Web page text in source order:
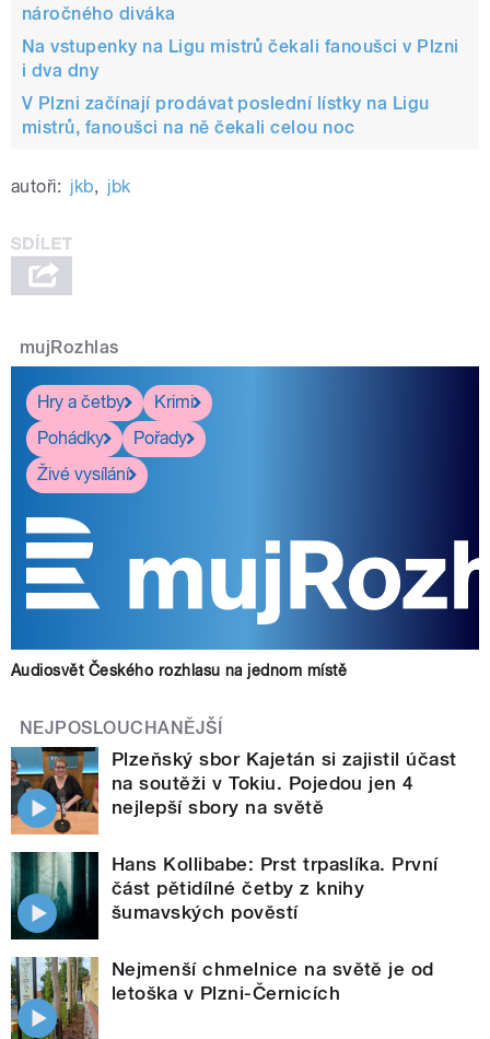
náročného diváka
Na vstupenky na Ligu mistrů čekali fanoušci v Plzni
i dva dny
V Plzni začínají prodávat poslední lístky na Ligu
mistrů, fanoušci na ně čekali celou noc
autoři: jkb, jbk
mujRozhlas
Hry a četby
Krimi
Pohádky
Pořady
Živé vysílání
Audiosvět Českého rozhlasu na jednom místě
NEJPOSLOUCHANĚJŠÍ
Plzeňský sbor Kajetán si zajistil účast
na soutěži v Tokiu. Pojedou jen 4
nejlepší sbory na světě
Hans Kollibabe: Prst trpaslíka. První
část pětidílné četby z knihy
šumavských pověstí
Nejmenší chmelnice na světě je od
letoška v Plzni-Černicích